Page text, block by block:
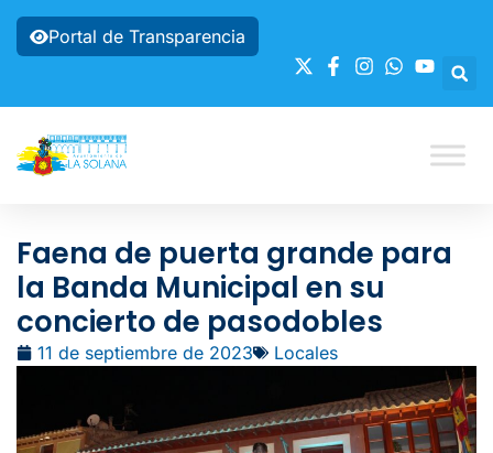
Portal de Transparencia
Faena de puerta grande para
la Banda Municipal en su
concierto de pasodobles
11 de septiembre de 2023 Locales